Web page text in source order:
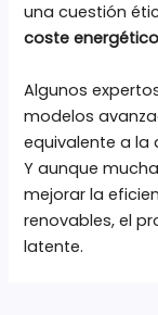
una cuestión
coste
Algunos
modelos
equivalente a la
Y aunque
mejorar la
renovables, el
latente.